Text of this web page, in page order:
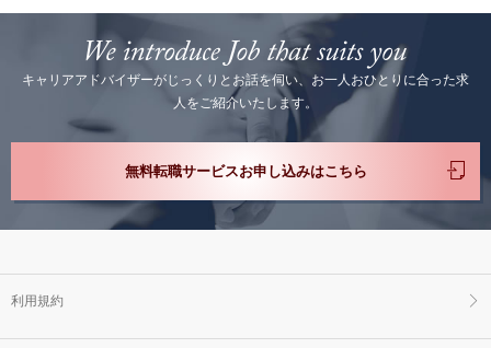
キャリアアドバイザーがじっくりとお話を伺い、お一人おひとりに合った求
人をご紹介いたします。
無料転職サービスお申し込みはこちら
利用規約